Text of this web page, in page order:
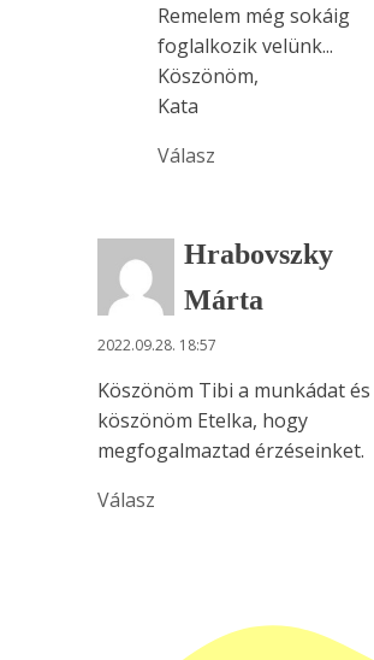
Remelem még sokáig
foglalkozik velünk...
Köszönöm,
Kata
Válasz
Hrabovszky
Márta
2022.09.28. 18:57
Köszönöm Tibi a munkádat és
köszönöm Etelka, hogy
megfogalmaztad érzéseinket.
Válasz